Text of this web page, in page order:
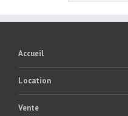
Accueil
Location
Vente